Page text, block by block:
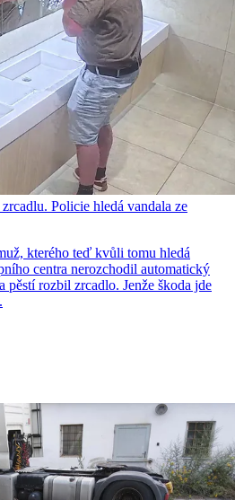
Policie hledá vandala ze
kterého teď kvůli tomu hledá
centra nerozchodil automatický
pěstí rozbil zrcadlo. Jenže škoda jde